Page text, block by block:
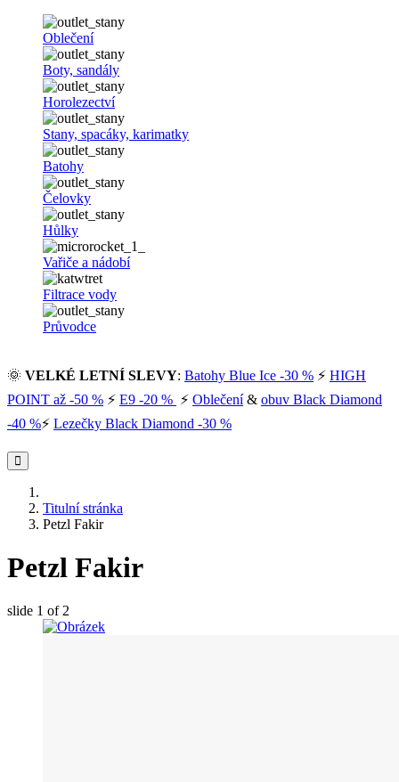
Oblečení
Boty, sandály
Horolezectví
Stany, spacáky, karimatky
Batohy
Čelovky
Hůlky
Vařiče a nádobí
Filtrace vody
Průvodce
🌞 VELKÉ LETNÍ SLEVY: Batohy Blue Ice -30 % ⚡ HIGH
POINT až -50 % ⚡ E9 -20 % ⚡ Oblečení& obuv Black Diamond
-40 %⚡ Lezečky Black Diamond -30 %
Titulní stránka
Petzl Fakir
Petzl Fakir
slide 1 of 2